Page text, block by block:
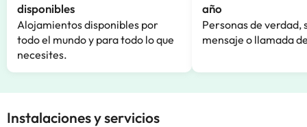
disponibles
Alojamientos disponibles por
todo el mundo y para todo lo que
necesites.
año
Personas de verdad,
mensaje o llamada
Instalaciones y servicios